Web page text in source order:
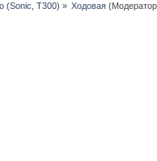
(Sonic, T300) » Ходовая